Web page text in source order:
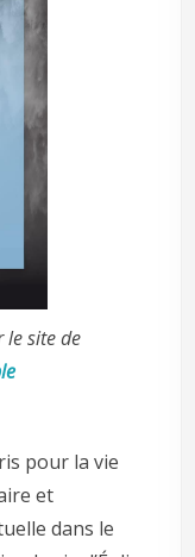
le site de
pour la vie
et
dans le